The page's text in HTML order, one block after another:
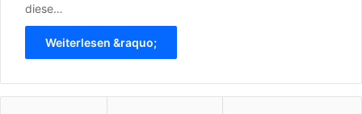
diese…
Weiterlesen &raquo;